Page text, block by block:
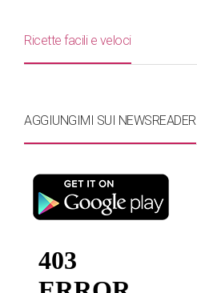
Ricette facili e veloci
AGGIUNGIMI SUI NEWSREADER